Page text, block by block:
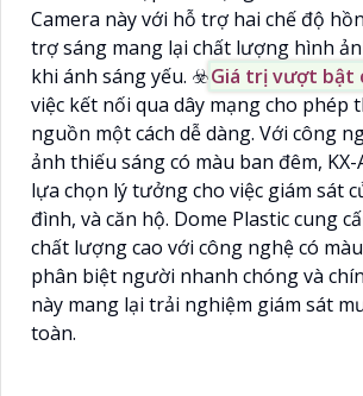
Camera này với hỗ trợ hai chế độ
trợ sáng mang lại chất lượng hình
khi ánh sáng yếu. ☣️Giá trị vượt bật
việc kết nối qua dây mạng cho phép
nguồn một cách dễ dàng. Với công
ảnh thiếu sáng có màu ban đêm, KX-
lựa chọn lý tưởng cho việc giám sát
đình, và căn hộ. Dome Plastic cung
chất lượng cao với công nghệ có
phân biệt người nhanh chóng và
này mang lại trải nghiệm giám sát
toàn.